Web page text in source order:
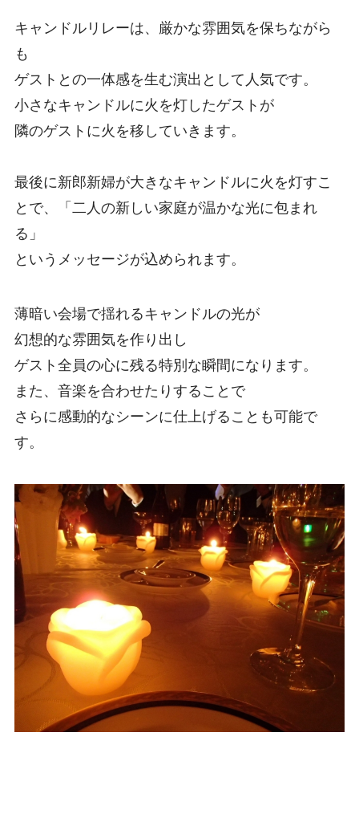
キャンドルリレーは、厳かな雰囲気を保ちながら
も
ゲストとの一体感を生む演出として人気です。
小さなキャンドルに火を灯したゲストが
隣のゲストに火を移していきます。
最後に新郎新婦が大きなキャンドルに火を灯すこ
とで、「二人の新しい家庭が温かな光に包まれ
る」
というメッセージが込められます。
薄暗い会場で揺れるキャンドルの光が
幻想的な雰囲気を作り出し
ゲスト全員の心に残る特別な瞬間になります。
また、音楽を合わせたりすることで
さらに感動的なシーンに仕上げることも可能で
す。